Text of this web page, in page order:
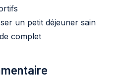
un petit déjeuner sain
complet